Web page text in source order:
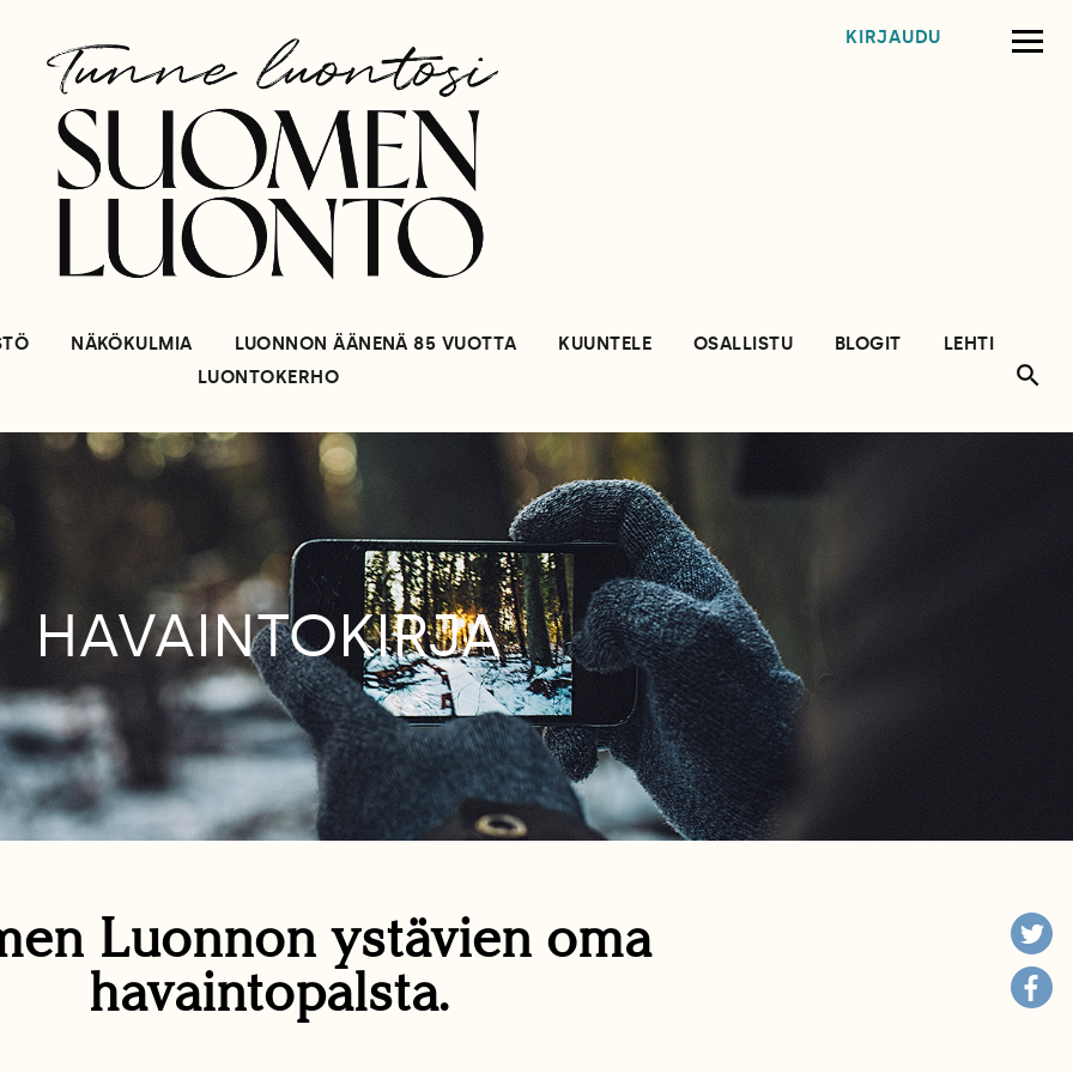
KIRJAUDU
NÄKÖKULMIA LUONNON ÄÄNENÄ 85 VUOTTA KUUNTELE OSALLISTU BLOGIT
LEHTI
LUONTOKERHO
HAVAINTOKIRJA
Luonnon ystävien oma
havaintopalsta.